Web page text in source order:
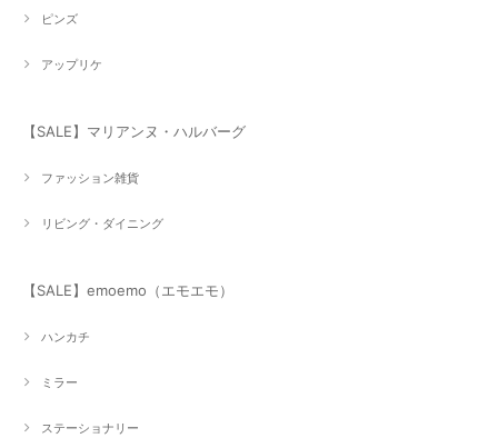
ピンズ
アップリケ
【SALE】マリアンヌ・ハルバーグ
ファッション雑貨
リビング・ダイニング
【SALE】emoemo（エモエモ）
ハンカチ
ミラー
ステーショナリー